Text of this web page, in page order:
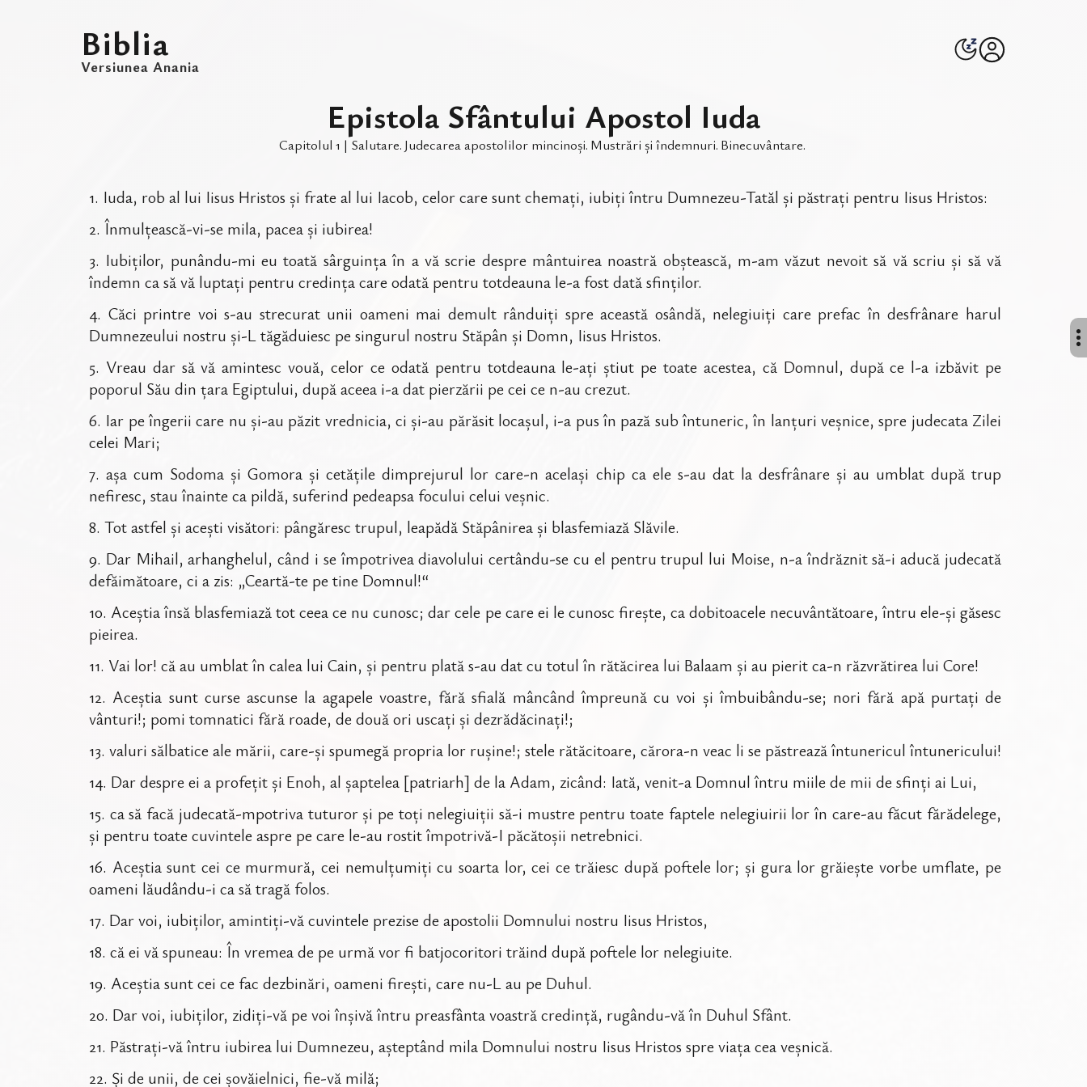
Biblia
Versiunea Anania
Epistola Sfântului Apostol Iuda
Capitolul 1 | Salutare. Judecarea apostolilor mincinoși. Mustrări și îndemnuri. Binecuvântare.
1. Iuda, rob al lui Iisus Hristos și frate al lui Iacob, celor care sunt chemați, iubiți întru Dumnezeu-Tatăl și păstrați pentru Iisus Hristos:
2. Înmulțească-vi-se mila, pacea și iubirea!
3. Iubiților, punându-mi eu toată sârguința în a vă scrie despre mântuirea noastră obștească, m-am văzut nevoit să vă scriu și să vă
îndemn ca să vă luptați pentru credința care odată pentru totdeauna le-a fost dată sfinților.
4. Căci printre voi s-au strecurat unii oameni mai demult rânduiți spre această osândă, nelegiuiți care prefac în desfrânare harul
Dumnezeului nostru și-L tăgăduiesc pe singurul nostru Stăpân și Domn, Iisus Hristos.
5. Vreau dar să vă amintesc vouă, celor ce odată pentru totdeauna le-ați știut pe toate acestea, că Domnul, după ce l-a izbăvit pe
poporul Său din țara Egiptului, după aceea i-a dat pierzării pe cei ce n-au crezut.
6. Iar pe îngerii care nu și-au păzit vrednicia, ci și-au părăsit locașul, i-a pus în pază sub întuneric, în lanțuri veșnice, spre judecata Zilei
celei Mari;
7. așa cum Sodoma și Gomora și cetățile dimprejurul lor care-n același chip ca ele s-au dat la desfrânare și au umblat după trup
nefiresc, stau înainte ca pildă, suferind pedeapsa focului celui veșnic.
8. Tot astfel și acești visători: pângăresc trupul, leapădă Stăpânirea și blasfemiază Slăvile.
9. Dar Mihail, arhanghelul, când i se împotrivea diavolului certându-se cu el pentru trupul lui Moise, n-a îndrăznit să-i aducă judecată
defăimătoare, ci a zis: „Ceartă-te pe tine Domnul!“
10. Aceștia însă blasfemiază tot ceea ce nu cunosc; dar cele pe care ei le cunosc firește, ca dobitoacele necuvântătoare, întru ele-și găsesc
pieirea.
11. Vai lor! că au umblat în calea lui Cain, și pentru plată s-au dat cu totul în rătăcirea lui Balaam și au pierit ca-n răzvrătirea lui Core!
12. Aceștia sunt curse ascunse la agapele voastre, fără sfială mâncând împreună cu voi și îmbuibându-se; nori fără apă purtați de
vânturi!; pomi tomnatici fără roade, de două ori uscați și dezrădăcinați!;
13. valuri sălbatice ale mării, care-și spumegă propria lor rușine!; stele rătăcitoare, cărora-n veac li se păstrează întunericul întunericului!
14. Dar despre ei a profețit și Enoh, al șaptelea [patriarh] de la Adam, zicând: Iată, venit-a Domnul întru miile de mii de sfinți ai Lui,
15. ca să facă judecată-mpotriva tuturor și pe toți nelegiuiții să-i mustre pentru toate faptele nelegiuirii lor în care-au făcut fărădelege,
și pentru toate cuvintele aspre pe care le-au rostit împotrivă-I păcătoșii netrebnici.
16. Aceștia sunt cei ce murmură, cei nemulțumiți cu soarta lor, cei ce trăiesc după poftele lor; și gura lor grăiește vorbe umflate, pe
oameni lăudându-i ca să tragă folos.
17. Dar voi, iubiților, amintiți-vă cuvintele prezise de apostolii Domnului nostru Iisus Hristos,
18. că ei vă spuneau: În vremea de pe urmă vor fi batjocoritori trăind după poftele lor nelegiuite.
19. Aceștia sunt cei ce fac dezbinări, oameni firești, care nu-L au pe Duhul.
20. Dar voi, iubiților, zidiți-vă pe voi înșivă întru preasfânta voastră credință, rugându-vă în Duhul Sfânt.
21. Păstrați-vă întru iubirea lui Dumnezeu, așteptând mila Domnului nostru Iisus Hristos spre viața cea veșnică.
22. Și de unii, de cei șovăielnici, fie-vă milă;